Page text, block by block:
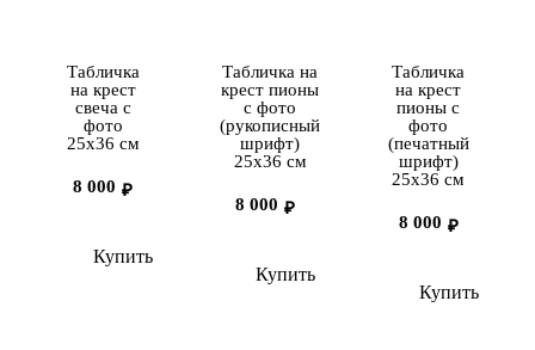
Табличка
на крест
свеча с
фото
25х36 см
₽
8 000
Купить
Табличка на
крест пионы
с фото
(рукописный
шрифт)
25х36 см
₽
8 000
Купить
Табличка
на крест
пионы с
фото
(печатный
шрифт)
25х36 см
₽
8 000
Купить